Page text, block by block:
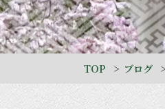
TOP ブログ